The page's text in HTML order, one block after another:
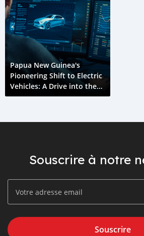
Papua New Guinea's
Pioneering Shift to Electric
Vehicles: A Drive into the
Future
Souscrire à notre
Souscrire